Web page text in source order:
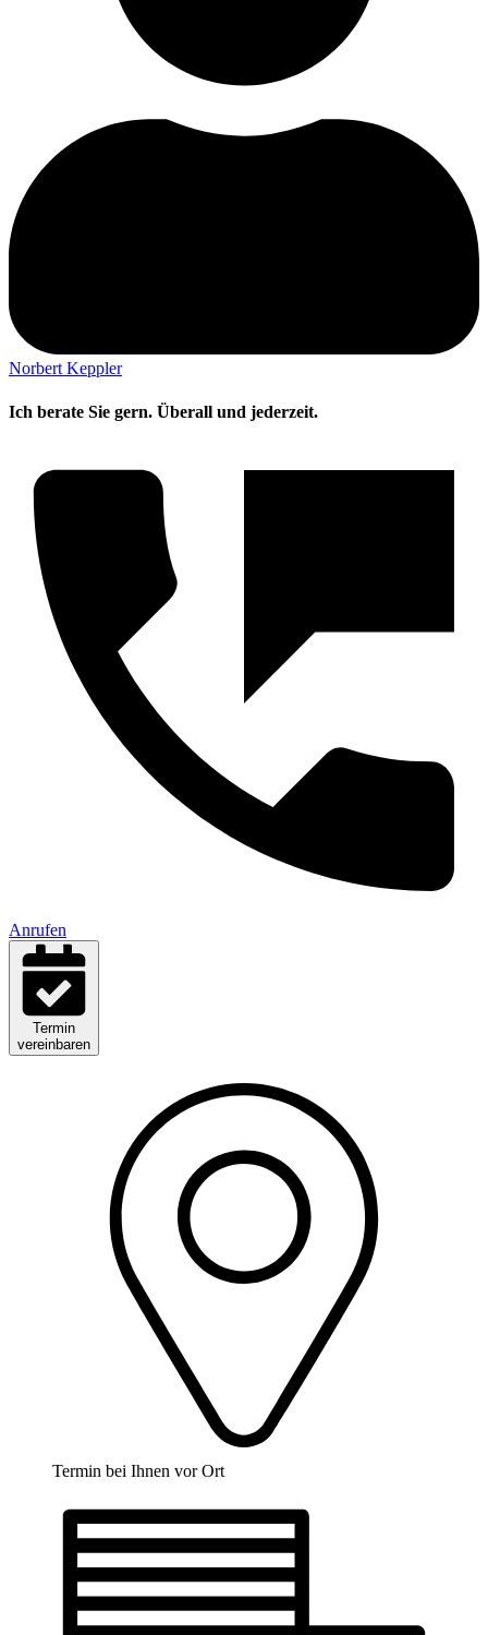
Norbert Keppler
Ich berate Sie gern. Überall und jederzeit.
Anrufen
Termin
vereinbaren
Termin bei Ihnen vor Ort